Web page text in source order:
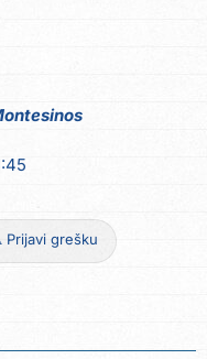
Prijavi grešku